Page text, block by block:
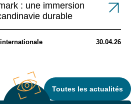
: une immersion
durable
30.04.26
Toutes les actualités